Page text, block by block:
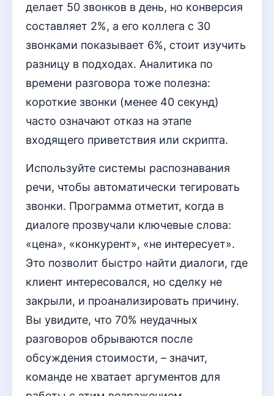
делает 50 звонков в день, но конверсия
составляет 2%, а его коллега с 30
звонками показывает 6%, стоит изучить
разницу в подходах. Аналитика по
времени разговора тоже полезна:
короткие звонки (менее 40 секунд)
часто означают отказ на этапе
входящего приветствия или скрипта.
Используйте системы распознавания
речи, чтобы автоматически тегировать
звонки. Программа отметит, когда в
диалоге прозвучали ключевые слова:
«цена», «конкурент», «не интересует».
Это позволит быстро найти диалоги, где
клиент интересовался, но сделку не
закрыли, и проанализировать причину.
Вы увидите, что 70% неудачных
разговоров обрываются после
обсуждения стоимости, – значит,
команде не хватает аргументов для